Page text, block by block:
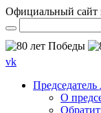
Официальный сайт
vk
О